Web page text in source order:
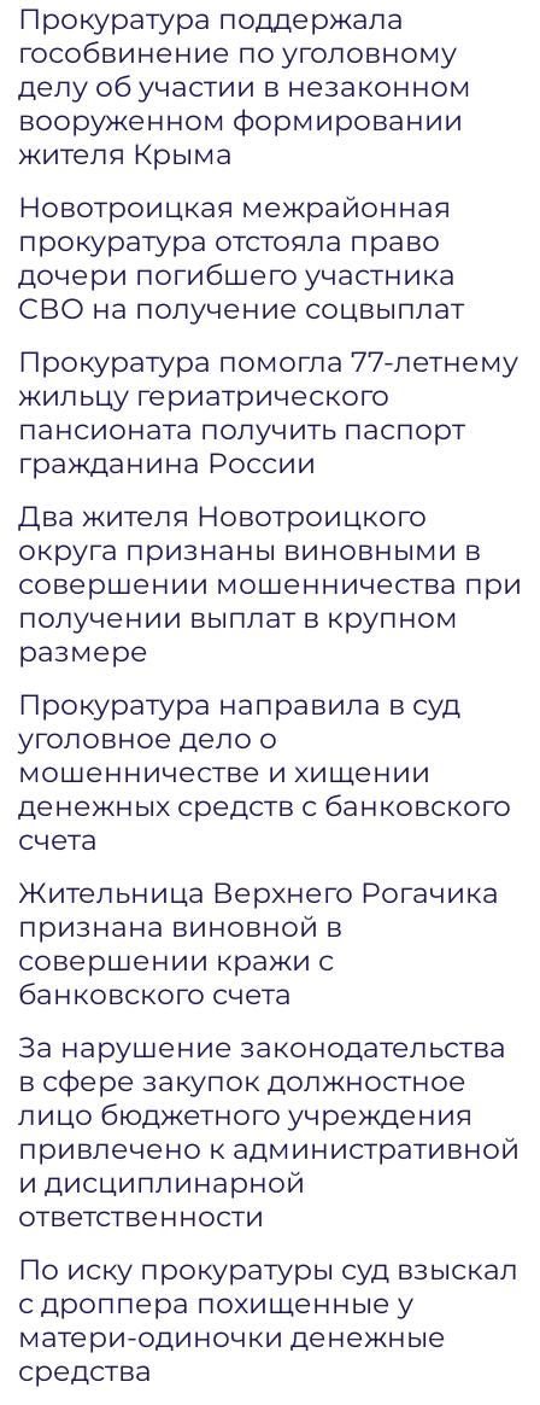
Прокуратура поддержала
гособвинение по уголовному
делу об участии в незаконном
вооруженном формировании
жителя Крыма
Новотроицкая межрайонная
прокуратура отстояла право
дочери погибшего участника
СВО на получение соцвыплат
Прокуратура помогла 77-летнему
жильцу гериатрического
пансионата получить паспорт
гражданина России
Два жителя Новотроицкого
округа признаны виновными в
совершении мошенничества при
получении выплат в крупном
размере
Прокуратура направила в суд
уголовное дело о
мошенничестве и хищении
денежных средств с банковского
счета
Жительница Верхнего Рогачика
признана виновной в
совершении кражи с
банковского счета
За нарушение законодательства
в сфере закупок должностное
лицо бюджетного учреждения
привлечено к административной
и дисциплинарной
ответственности
По иску прокуратуры суд взыскал
с дроппера похищенные у
матери-одиночки денежные
средства